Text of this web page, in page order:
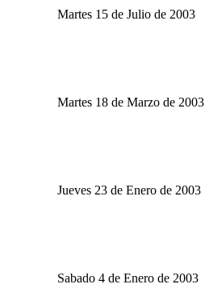
Martes 15 de Julio de 2003
Martes 18 de Marzo de 2003
Jueves 23 de Enero de 2003
Sabado 4 de Enero de 2003